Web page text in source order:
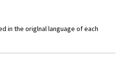
in the origlnal language of each